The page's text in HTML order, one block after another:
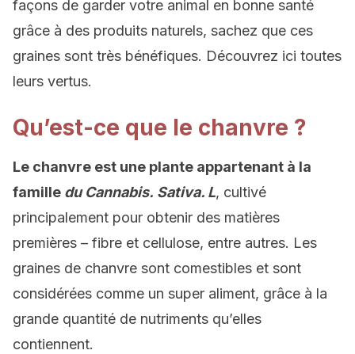
façons de garder votre animal en bonne santé
grâce à des produits naturels, sachez que ces
graines sont très bénéfiques. Découvrez ici toutes
leurs vertus.
Qu’est-ce que le chanvre ?
Le chanvre est une plante appartenant à la
famille du Cannabis. Sativa. L, cultivé
principalement pour obtenir des matières
premières – fibre et cellulose, entre autres. Les
graines de chanvre sont comestibles et sont
considérées comme un super aliment, grâce à la
grande quantité de nutriments qu’elles
contiennent.